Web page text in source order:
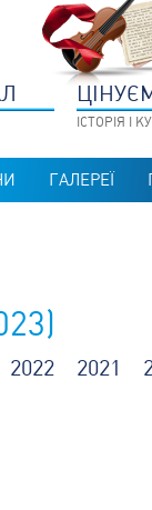
IСТОРIЯ I
ГАЛЕРЕЇ
2022 2021